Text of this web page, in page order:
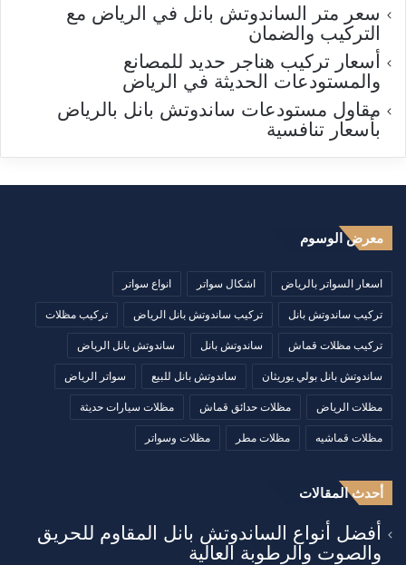
سعر متر الساندوتش بانل في الرياض مع
التركيب والضمان
أسعار تركيب هناجر حديد للمصانع
والمستودعات الحديثة في الرياض
مقاول مستودعات ساندوتش بانل بالرياض
بأسعار تنافسية
معرض الوسوم
اسعار السواتر بالرياض اشكال سواتر انواع سواتر
تركيب ساندوتش بانل تركيب ساندوتش بانل الرياض تركيب مظلات
تركيب مظلات قماش ساندوتش بانل ساندوتش بانل الرياض
ساندوتش بانل بولي يوريثان ساندوتش بانل للبيع سواتر الرياض
مظلات الرياض مظلات حدائق قماش مظلات سيارات حديثة
مظلات قماشيه مظلات مطر مظلات وسواتر
أحدث المقالات
أفضل أنواع الساندوتش بانل المقاوم للحريق
والصوت والرطوبة العالية